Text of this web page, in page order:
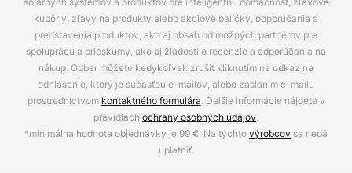
kupóny, zľavy na produkty alebo akciové balíčky, odporúčania a
predstavenia produktov, ako aj obsah od možných partnerov pre
spoluprácu a prieskumy, ako aj žiadosti o recenzie a odporúčania na
nákup. Odber môžete kedykoľvek zrušiť kliknutím na odkaz na
odhlásenie, ktorý je súčasťou e-mailov, alebo zaslaním e-mailu
prostredníctvom kontaktného formulára. Ďalšie informácie nájdete v
pravidlách ochrany osobných údajov.
*minimálna hodnota objednávky je 99 €. Na týchtovýrobcov sa nedá
uplatniť.